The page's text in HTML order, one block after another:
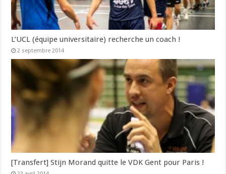
L’UCL (équipe universitaire) recherche un coach !
2 septembre 2014
[Transfert] Stijn Morand quitte le VDK Gent pour Paris !